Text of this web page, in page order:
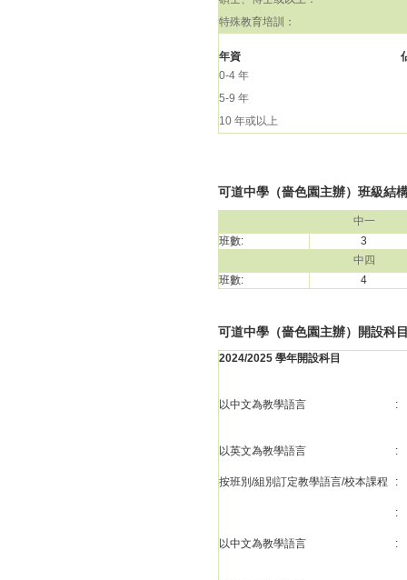
特殊教育培訓：
年資
0-4 年
5-9 年
10 年或以上
可道中學（嗇色園主辦）班級結
中一
班數:
3
中四
班數:
4
可道中學（嗇色園主辦）開設科
2024/2025 學年開設科目
以中文為教學語言 :
以英文為教學語言 :
按班別/組別訂定教學語言/校本課程 :
:
以中文為教學語言 :